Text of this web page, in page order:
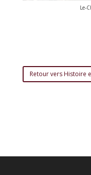
Le-
Retour vers Histoire